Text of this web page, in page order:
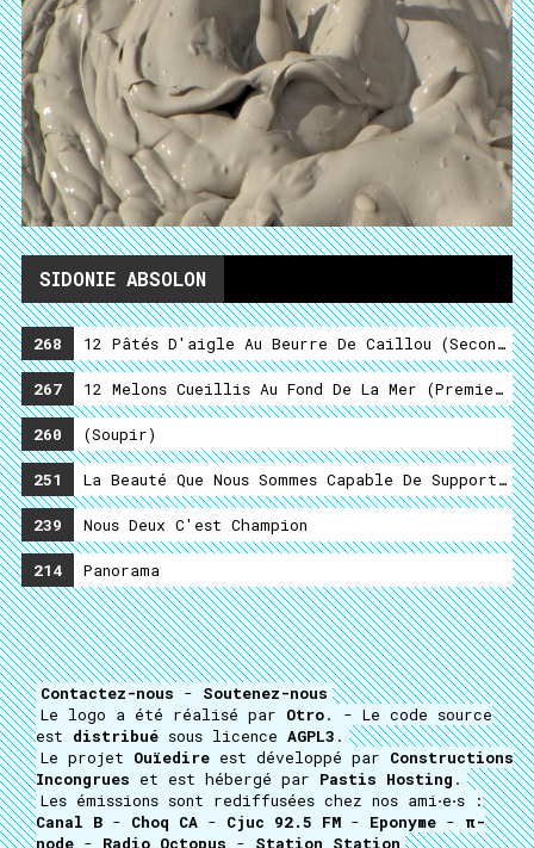
SIDONIE ABSOLON
268 12 Pâtés D'aigle Au Beurre De Caillou (Second
267 12 Melons Cueillis Au Fond De La Mer (Premier
260 (soupir)
251 La Beauté Que Nous Sommes Capable De Supporter
239 Nous Deux C'est Champion
214 Panorama
Contactez-nous - Soutenez-nous
Le logo a été réalisé par Otro. - Le code source
est distribué sous licence AGPL3 .
Le projet Ouïedire est développé par Constructions
Incongrues et est hébergé par Pastis Hosting .
Les émissions sont rediffusées chez nos ami⋅e⋅s :
Canal B - Choq CA - Cjuc 92.5 FM - Eponyme - π-
node - Radio Octopus - Station Station